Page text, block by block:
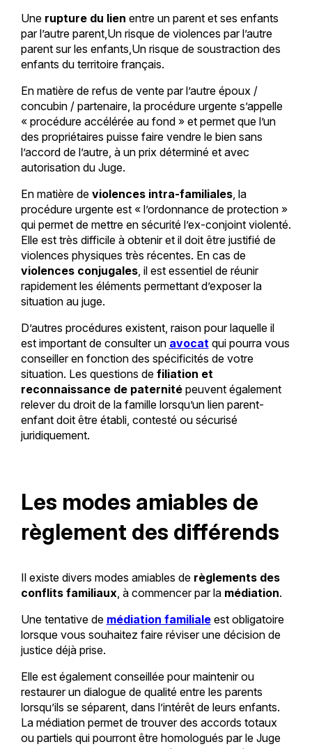
Une rupture du lien entre un parent et ses enfants
par l’autre parent,Un risque de violences par l’autre
parent sur les enfants,Un risque de soustraction des
enfants du territoire français.
En matière de refus de vente par l’autre époux /
concubin / partenaire, la procédure urgente s’appelle
« procédure accélérée au fond » et permet que l’un
des propriétaires puisse faire vendre le bien sans
l’accord de l’autre, à un prix déterminé et avec
autorisation du Juge.
En matière de violences intra-familiales, la
procédure urgente est « l’ordonnance de protection »
qui permet de mettre en sécurité l’ex-conjoint violenté.
Elle est très difficile à obtenir et il doit être justifié de
violences physiques très récentes. En cas de
violences conjugales, il est essentiel de réunir
rapidement les éléments permettant d’exposer la
situation au juge.
D’autres procédures existent, raison pour laquelle il
est important de consulter un avocat qui pourra vous
conseiller en fonction des spécificités de votre
situation. Les questions defiliation et
reconnaissance de paternité peuvent également
relever du droit de la famille lorsqu’un lien parent-
enfant doit être établi, contesté ou sécurisé
juridiquement.
Les modes amiables de
règlement des différends
Il existe divers modes amiables de règlements des
conflits familiaux , à commencer par la médiation.
Une tentative de médiation familiale est obligatoire
lorsque vous souhaitez faire réviser une décision de
justice déjà prise.
Elle est également conseillée pour maintenir ou
restaurer un dialogue de qualité entre les parents
lorsqu’ils se séparent, dans l’intérêt de leurs enfants.
La médiation permet de trouver des accords totaux
ou partiels qui pourront être homologués par le Juge